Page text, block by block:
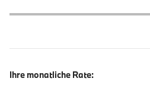
Zielrate / Restbetrag Schieberegler
Ihre monatliche Rate: